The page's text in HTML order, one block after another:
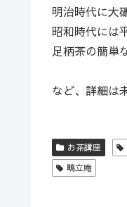
明治時代に大
昭和時代には
足柄茶の簡単
など、詳細は
お茶講座
鴫立庵